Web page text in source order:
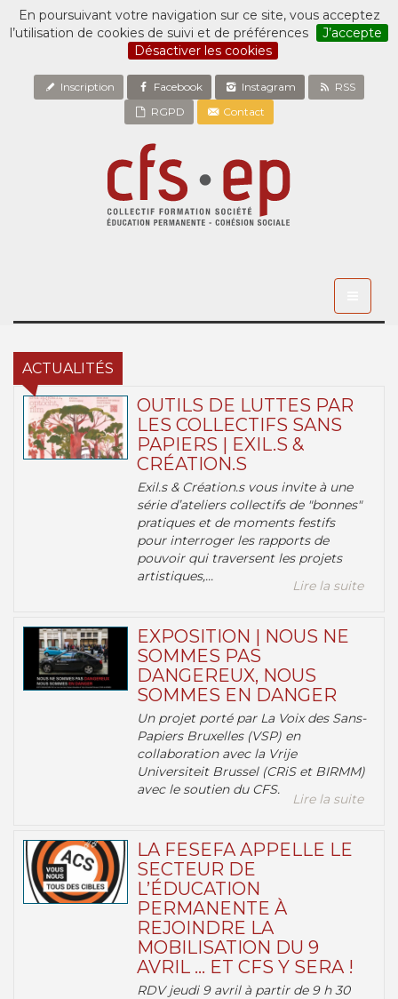
En poursuivant votre navigation sur ce site, vous acceptez
l’utilisation de cookies de suivi et de préférences
J’accepte
Désactiver les cookies
Inscription Facebook Instagram
RSS
RGPD
Contact
ACTUALITÉS
OUTILS DE LUTTES PAR
LES COLLECTIFS SANS
PAPIERS | EXIL.S &
CRÉATION.S
Exil.s & Création.s vous invite à une
série d’ateliers collectifs de "bonnes"
pratiques et de moments festifs
pour interroger les rapports de
pouvoir qui traversent les projets
artistiques,...
Lire la suite
EXPOSITION | NOUS NE
SOMMES PAS
DANGEREUX, NOUS
SOMMES EN DANGER
Un projet porté par La Voix des Sans-
Papiers Bruxelles (VSP) en
collaboration avec la Vrije
Universiteit Brussel (CRiS et BIRMM)
avec le soutien du CFS.
Lire la suite
LA FESEFA APPELLE LE
SECTEUR DE
L’ÉDUCATION
PERMANENTE À
REJOINDRE LA
MOBILISATION DU 9
AVRIL … ET CFS Y SERA !
RDV jeudi 9 avril à partir de 9 h 30